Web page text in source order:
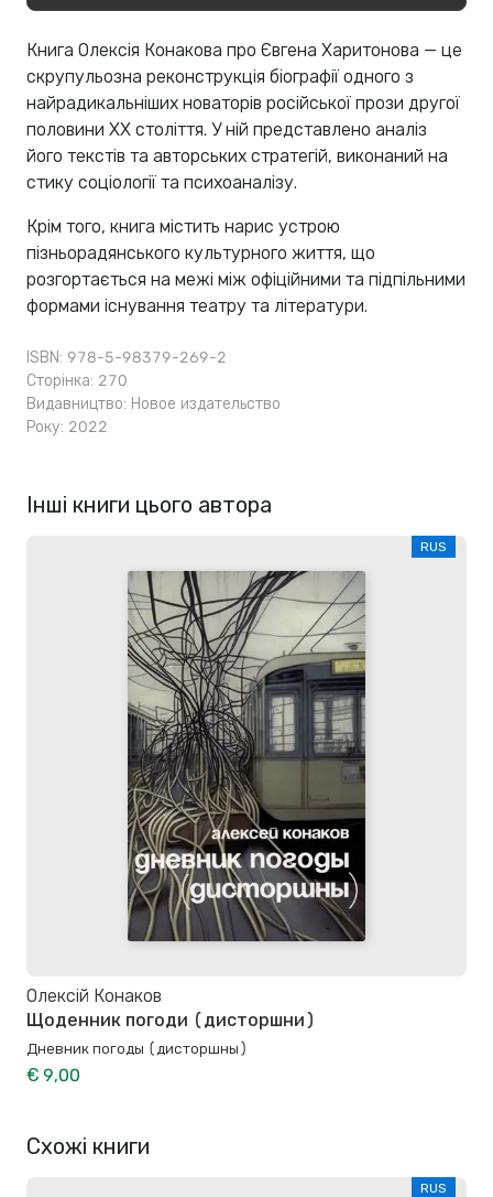
Книга Олексія Конакова про Євгена Харитонова — це
скрупульозна реконструкція біографії одного з
найрадикальніших новаторів російської прози другої
половини XX століття. У ній представлено аналіз
його текстів та авторських стратегій, виконаний на
стику соціології та психоаналізу.
Крім того, книга містить нарис устрою
пізньорадянського культурного життя, що
розгортається на межі між офіційними та підпільними
формами існування театру та літератури.
ISBN: 978-5-98379-269-2
Сторінка: 270
Видавництво: Новое издательство
Року: 2022
Інші книги цього автора
RUS
Олексій Конаков
Щоденник погоди (дисторшни)
Дневник погоды (дисторшны)
€ 9,00
Схожі книги
RUS